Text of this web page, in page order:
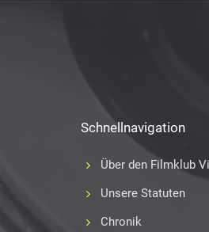
Schnellnavigation
Über den Filmklub
Unsere Statuten
Chronik